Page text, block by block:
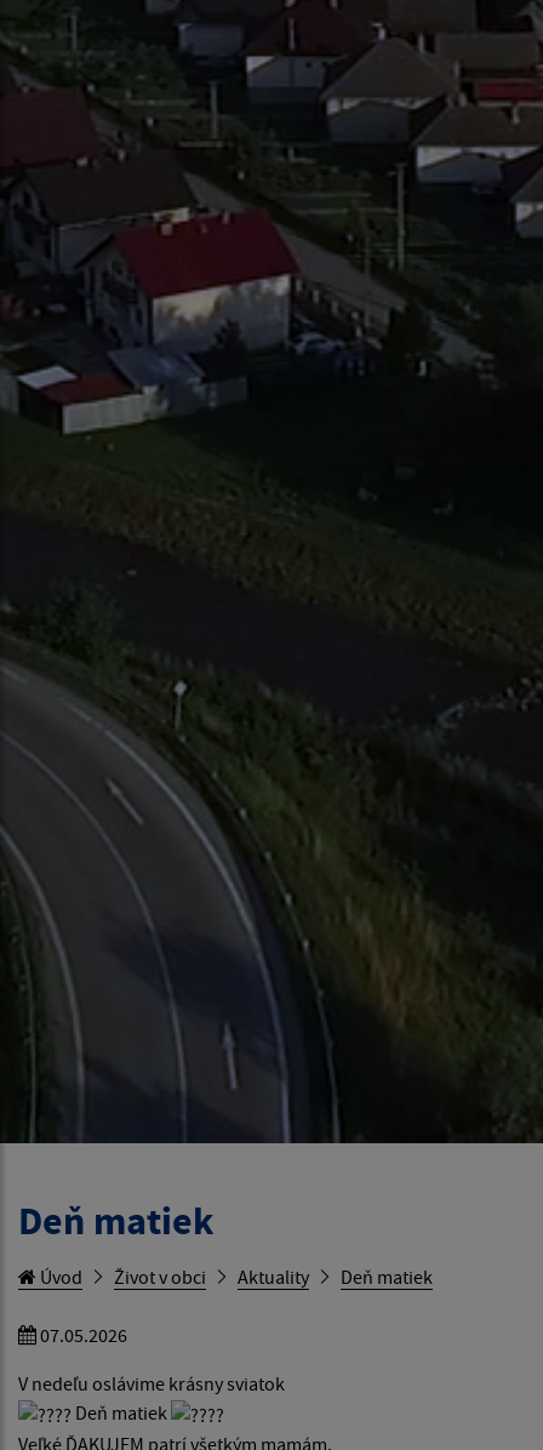
Deň matiek
Úvod Život v obci Aktuality Deň matiek
07.05.2026
V nedeľu oslávime krásny sviatok
Deň matiek
Veľké ĎAKUJEM patrí všetkým mamám.